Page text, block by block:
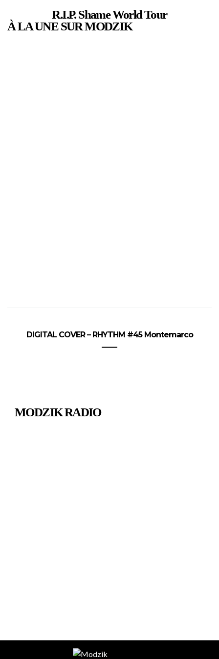
R.I.P. Shame World Tour
À LA UNE SUR MODZIK
DIGITAL COVER – RHYTHM #45 Montemarco
MODZIK RADIO